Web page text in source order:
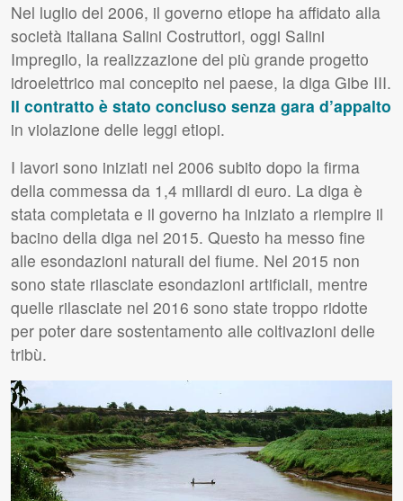
Nel luglio del 2006, il governo etiope ha affidato alla
società italiana Salini Costruttori, oggi Salini
Impregilo, la realizzazione del più grande progetto
idroelettrico mai concepito nel paese, la diga Gibe III.
Il contratto è stato concluso senza gara d’appalto
in violazione delle leggi etiopi.
I lavori sono iniziati nel 2006 subito dopo la firma
della commessa da 1,4 miliardi di euro. La diga è
stata completata e il governo ha iniziato a riempire il
bacino della diga nel 2015. Questo ha messo fine
alle esondazioni naturali del fiume. Nel 2015 non
sono state rilasciate esondazioni artificiali, mentre
quelle rilasciate nel 2016 sono state troppo ridotte
per poter dare sostentamento alle coltivazioni delle
tribù.